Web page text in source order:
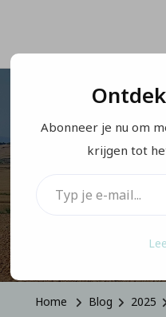
DE CAMINO: NAAR
Het
Home Blog
2025
Abonneer je nu om
krijgen tot
Typ je e-mail...